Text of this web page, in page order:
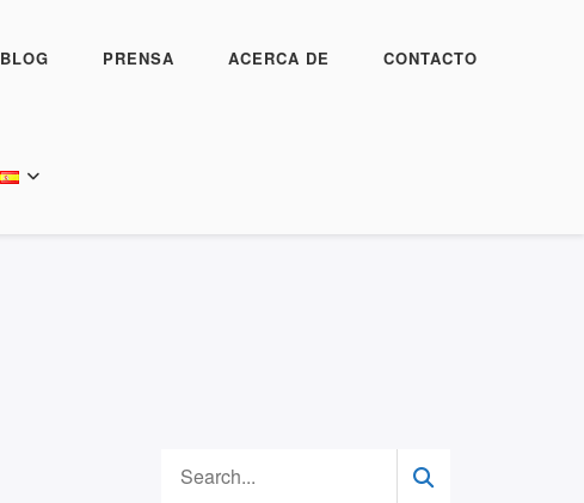
BLOG PRENSA ACERCA DE CONTACTO